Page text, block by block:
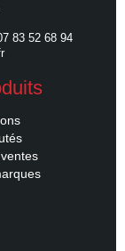
83 52 68 94